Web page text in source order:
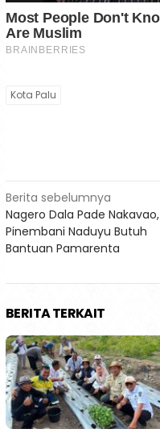
Kota Palu
Navigasi
pos
Berita sebelumnya
Nagero Dala Pade Nakavao,
Pinembani Naduyu Butuh
Bantuan Pamarenta
BERITA TERKAIT